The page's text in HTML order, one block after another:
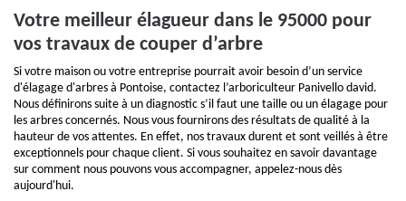
Votre meilleur élagueur dans le 95000 pour
vos travaux de couper d’arbre
Si votre maison ou votre entreprise pourrait avoir besoin d’un service
d'élagage d'arbres à Pontoise, contactez l’arboriculteur Panivello david.
Nous définirons suite à un diagnostic s’il faut une taille ou un élagage pour
les arbres concernés. Nous vous fournirons des résultats de qualité à la
hauteur de vos attentes. En effet, nos travaux durent et sont veillés à être
exceptionnels pour chaque client. Si vous souhaitez en savoir davantage
sur comment nous pouvons vous accompagner, appelez-nous dès
aujourd'hui.